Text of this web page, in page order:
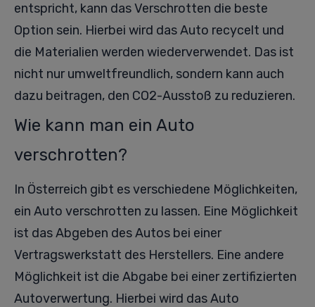
entspricht, kann das Verschrotten die beste
Option sein. Hierbei wird das Auto recycelt und
die Materialien werden wiederverwendet. Das ist
nicht nur umweltfreundlich, sondern kann auch
dazu beitragen, den CO2-Ausstoß zu reduzieren.
Wie kann man ein Auto
verschrotten?
In Österreich gibt es verschiedene Möglichkeiten,
ein Auto verschrotten zu lassen. Eine Möglichkeit
ist das Abgeben des Autos bei einer
Vertragswerkstatt des Herstellers. Eine andere
Möglichkeit ist die Abgabe bei einer zertifizierten
Autoverwertung. Hierbei wird das Auto